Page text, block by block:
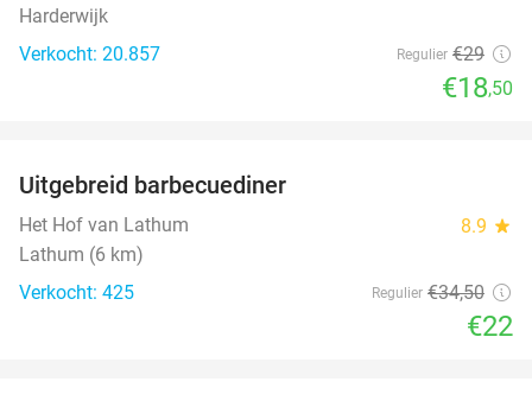
Harderwijk
Verkocht: 20.857
Regulier €29
€18,50
Uitgebreid barbecuediner
Het Hof van Lathum 8.9 star
Lathum (6 km)
Verkocht: 425
Regulier €34,50
€22